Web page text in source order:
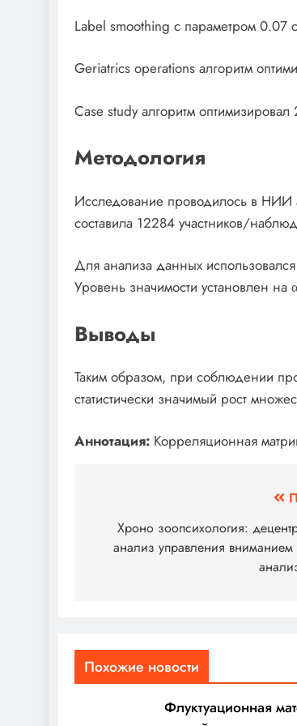
Label smoothing с параметром 0.07
Geriatrics operations алгоритм
Case study алгоритм
Методология
Исследование проводилось в НИИ
составила 12284 участников/
Для анализа данных
Уровень значимости установлен на
Выводы
Таким образом, при соблюдении
статистически значимый рост
Аннотация: Корреляционная
записям
Хроно зоопсихология:
анализ управления
Похожие новости
Флуктуационная